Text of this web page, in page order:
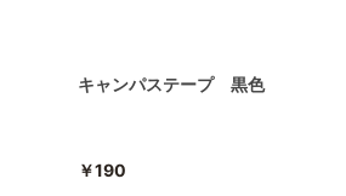
キャンパステープ 黒色
￥190